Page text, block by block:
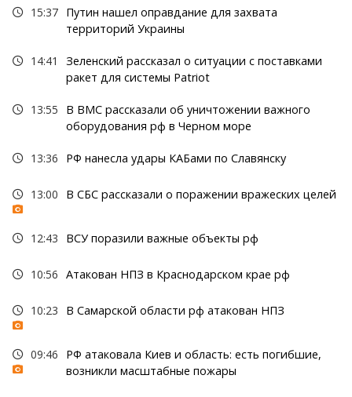
15:37 Путин нашел оправдание для захвата
территорий Украины
14:41
Зеленский рассказал о ситуации с поставками
ракет для системы Patriot
13:55
В ВМС рассказали об уничтожении важного
оборудования рф в Черном море
13:36 РФ нанесла удары КАБами по Славянску
13:00 В СБС рассказали о поражении вражеских целей
12:43 ВСУ поразили важные объекты рф
10:56 Атакован НПЗ в Краснодарском крае рф
10:23 В Самарской области рф атакован НПЗ
09:46
РФ атаковала Киев и область: есть погибшие,
возникли масштабные пожары